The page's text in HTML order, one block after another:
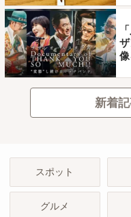
像
新着
スポット
グルメ